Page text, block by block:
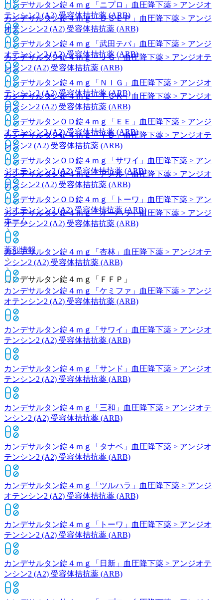
カンデサルタン錠４ｍｇ「ニプロ」
血圧降下薬 > アンジオ
テンシン2 (A2) 受容体拮抗薬 (ARB)
カンデサルタン錠４ｍｇ「武田テバ」
血圧降下薬 > アンジ
オテンシン2 (A2) 受容体拮抗薬 (ARB)
カンデサルタン錠４ｍｇ「ＮＩＧ」
血圧降下薬 > アンジオ
テンシン2 (A2) 受容体拮抗薬 (ARB)
カンデサルタンＯＤ錠４ｍｇ「ＥＥ」
血圧降下薬 > アンジ
オテンシン2 (A2) 受容体拮抗薬 (ARB)
カンデサルタンＯＤ錠４ｍｇ「サワイ」
血圧降下薬 > アン
ジオテンシン2 (A2) 受容体拮抗薬 (ARB)
カンデサルタンＯＤ錠４ｍｇ「トーワ」
血圧降下薬 > アン
ジオテンシン2 (A2) 受容体拮抗薬 (ARB)
ホーム
薬剤情報
カンデサルタン錠４ｍｇ「ＦＦＰ」
カンデサルタン錠４ｍｇ「ＤＳＥＰ」
血圧降下薬 > アンジ
オテンシン2 (A2) 受容体拮抗薬 (ARB)
カンデサルタン錠４ｍｇ「ＪＧ」血圧降下薬 > アンジオテ
ンシン2 (A2) 受容体拮抗薬 (ARB)
カンデサルタン錠４ｍｇ「ＴＣＫ」 血圧降下薬 > アンジオ
テンシン2 (A2) 受容体拮抗薬 (ARB)
カンデサルタン錠４ｍｇ「ＹＤ」血圧降下薬 > アンジオテ
ンシン2 (A2) 受容体拮抗薬 (ARB)
カンデサルタン錠４ｍｇ「アメル」血圧降下薬 > アンジオ
テンシン2 (A2) 受容体拮抗薬 (ARB)
カンデサルタン錠４ｍｇ「オーハラ」血圧降下薬 > アンジ
オテンシン2 (A2) 受容体拮抗薬 (ARB)
カンデサルタン錠４ｍｇ「杏林」
血圧降下薬 > アンジオテ
ンシン2 (A2) 受容体拮抗薬 (ARB)
カンデサルタン錠４ｍｇ「ケミファ」
血圧降下薬 > アンジ
オテンシン2 (A2) 受容体拮抗薬 (ARB)
カンデサルタン錠４ｍｇ「サワイ」
血圧降下薬 > アンジオ
テンシン2 (A2) 受容体拮抗薬 (ARB)
カンデサルタン錠４ｍｇ「サンド」
血圧降下薬 > アンジオ
テンシン2 (A2) 受容体拮抗薬 (ARB)
カンデサルタン錠４ｍｇ「三和」
血圧降下薬 > アンジオテ
ンシン2 (A2) 受容体拮抗薬 (ARB)
カンデサルタン錠４ｍｇ「タナベ」
血圧降下薬 > アンジオ
テンシン2 (A2) 受容体拮抗薬 (ARB)
カンデサルタン錠４ｍｇ「ツルハラ」
血圧降下薬 > アンジ
オテンシン2 (A2) 受容体拮抗薬 (ARB)
カンデサルタン錠４ｍｇ「トーワ」
血圧降下薬 > アンジオ
テンシン2 (A2) 受容体拮抗薬 (ARB)
カンデサルタン錠４ｍｇ「日新」
血圧降下薬 > アンジオテ
ンシン2 (A2) 受容体拮抗薬 (ARB)